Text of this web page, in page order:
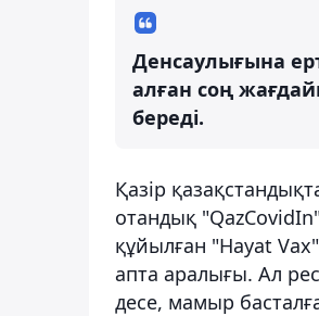
Денсаулығына
алған соң
береді.
Қазір
отандық
құйылған "Hayat
апта аралығы. Ал
десе, мамыр